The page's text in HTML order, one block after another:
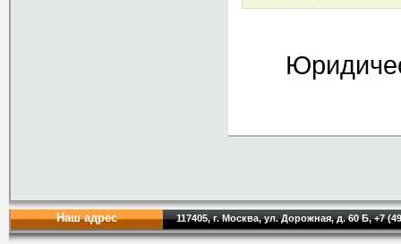
Наш адрес 117405, г. Москва, ул. Дорожная, д. 60 Б, +7